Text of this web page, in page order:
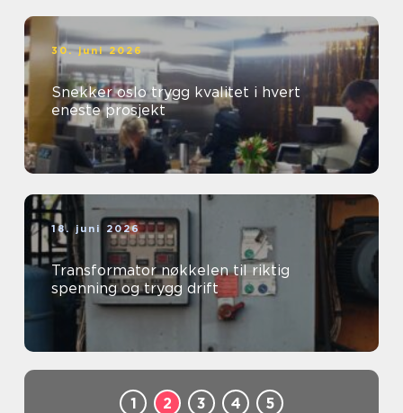
30. juni 2026
Snekker oslo trygg kvalitet i hvert
eneste prosjekt
18. juni 2026
Transformator nøkkelen til riktig
spenning og trygg drift
1 2 3 4 5